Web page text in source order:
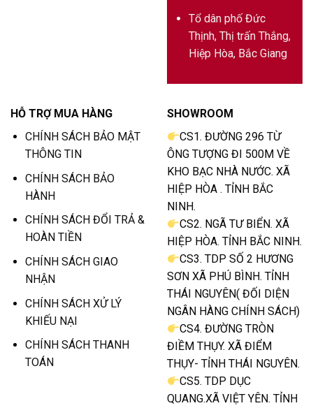
Tổ dân phố Đức
Thịnh, Thị trấn Thắng,
Hiệp Hòa, Bắc Giang
HỖ TRỢ MUA HÀNG
CHÍNH SÁCH BẢO MẬT
THÔNG TIN
CHÍNH SÁCH BẢO
HÀNH
CHÍNH SÁCH ĐỔI TRẢ &
HOÀN TIỀN
CHÍNH SÁCH GIAO
NHẬN
CHÍNH SÁCH XỬ LÝ
KHIẾU NẠI
CHÍNH SÁCH THANH
TOÁN
SHOWROOM
CS1. ĐƯỜNG 296 TỪ
ÔNG TƯỢNG ĐI 500M VỀ
KHO BẠC NHÀ NƯỚC. XÃ
HIỆP HÒA . TỈNH BẮC
NINH.
CS2. NGÃ TƯ BIỂN. XÃ
HIỆP HÒA. TỈNH BẮC NINH.
CS3. TDP SỐ 2 HƯƠNG
SƠN XÃ PHÚ BÌNH. TỈNH
THÁI NGUYÊN( ĐỐI DIỆN
NGÂN HÀNG CHÍNH SÁCH)
CS4. ĐƯỜNG TRÒN
ĐIỀM THỤY. XÃ ĐIỂM
THỤY- TỈNH THÁI NGUYÊN.
CS5. TDP DỤC
QUANG.XÃ VIỆT YÊN. TỈNH